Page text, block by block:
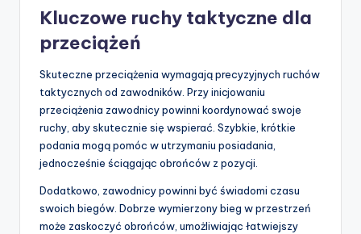
Kluczowe ruchy taktyczne dla
przeciążeń
Skuteczne przeciążenia wymagają precyzyjnych ruchów
taktycznych od zawodników. Przy inicjowaniu
przeciążenia zawodnicy powinni koordynować swoje
ruchy, aby skutecznie się wspierać. Szybkie, krótkie
podania mogą pomóc w utrzymaniu posiadania,
jednocześnie ściągając obrońców z pozycji.
Dodatkowo, zawodnicy powinni być świadomi czasu
swoich biegów. Dobrze wymierzony bieg w przestrzeń
może zaskoczyć obrońców, umożliwiając łatwiejszy